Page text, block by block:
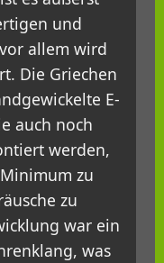
und
allem wird
Die Griechen
E-
auch noch
werden,
zu
zu
war ein
was